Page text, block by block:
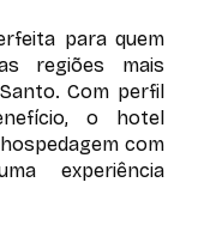
para quem
regiões mais
Com perfil
o hotel
com
experiência